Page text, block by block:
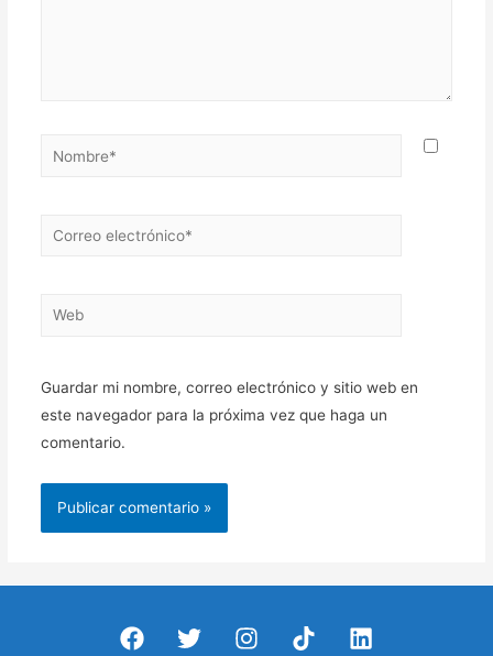
Nombre*
Correo
Web
Guardar mi nombre, correo electrónico y sitio web en
este navegador para la próxima vez que haga un
comentario.